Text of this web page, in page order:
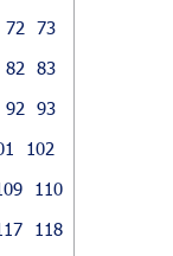
72
73
82
83
92
93
102
110
118